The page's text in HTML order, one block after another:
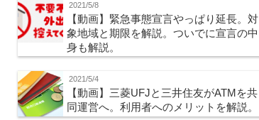
2021/5/8
【動画】緊急事態宣言やっぱり延長。対
象地域と期限を解説。ついでに宣言の中
身も解説。
2021/5/4
【動画】三菱UFJと三井住友がATMを共
同運営へ。利用者へのメリットを解説。